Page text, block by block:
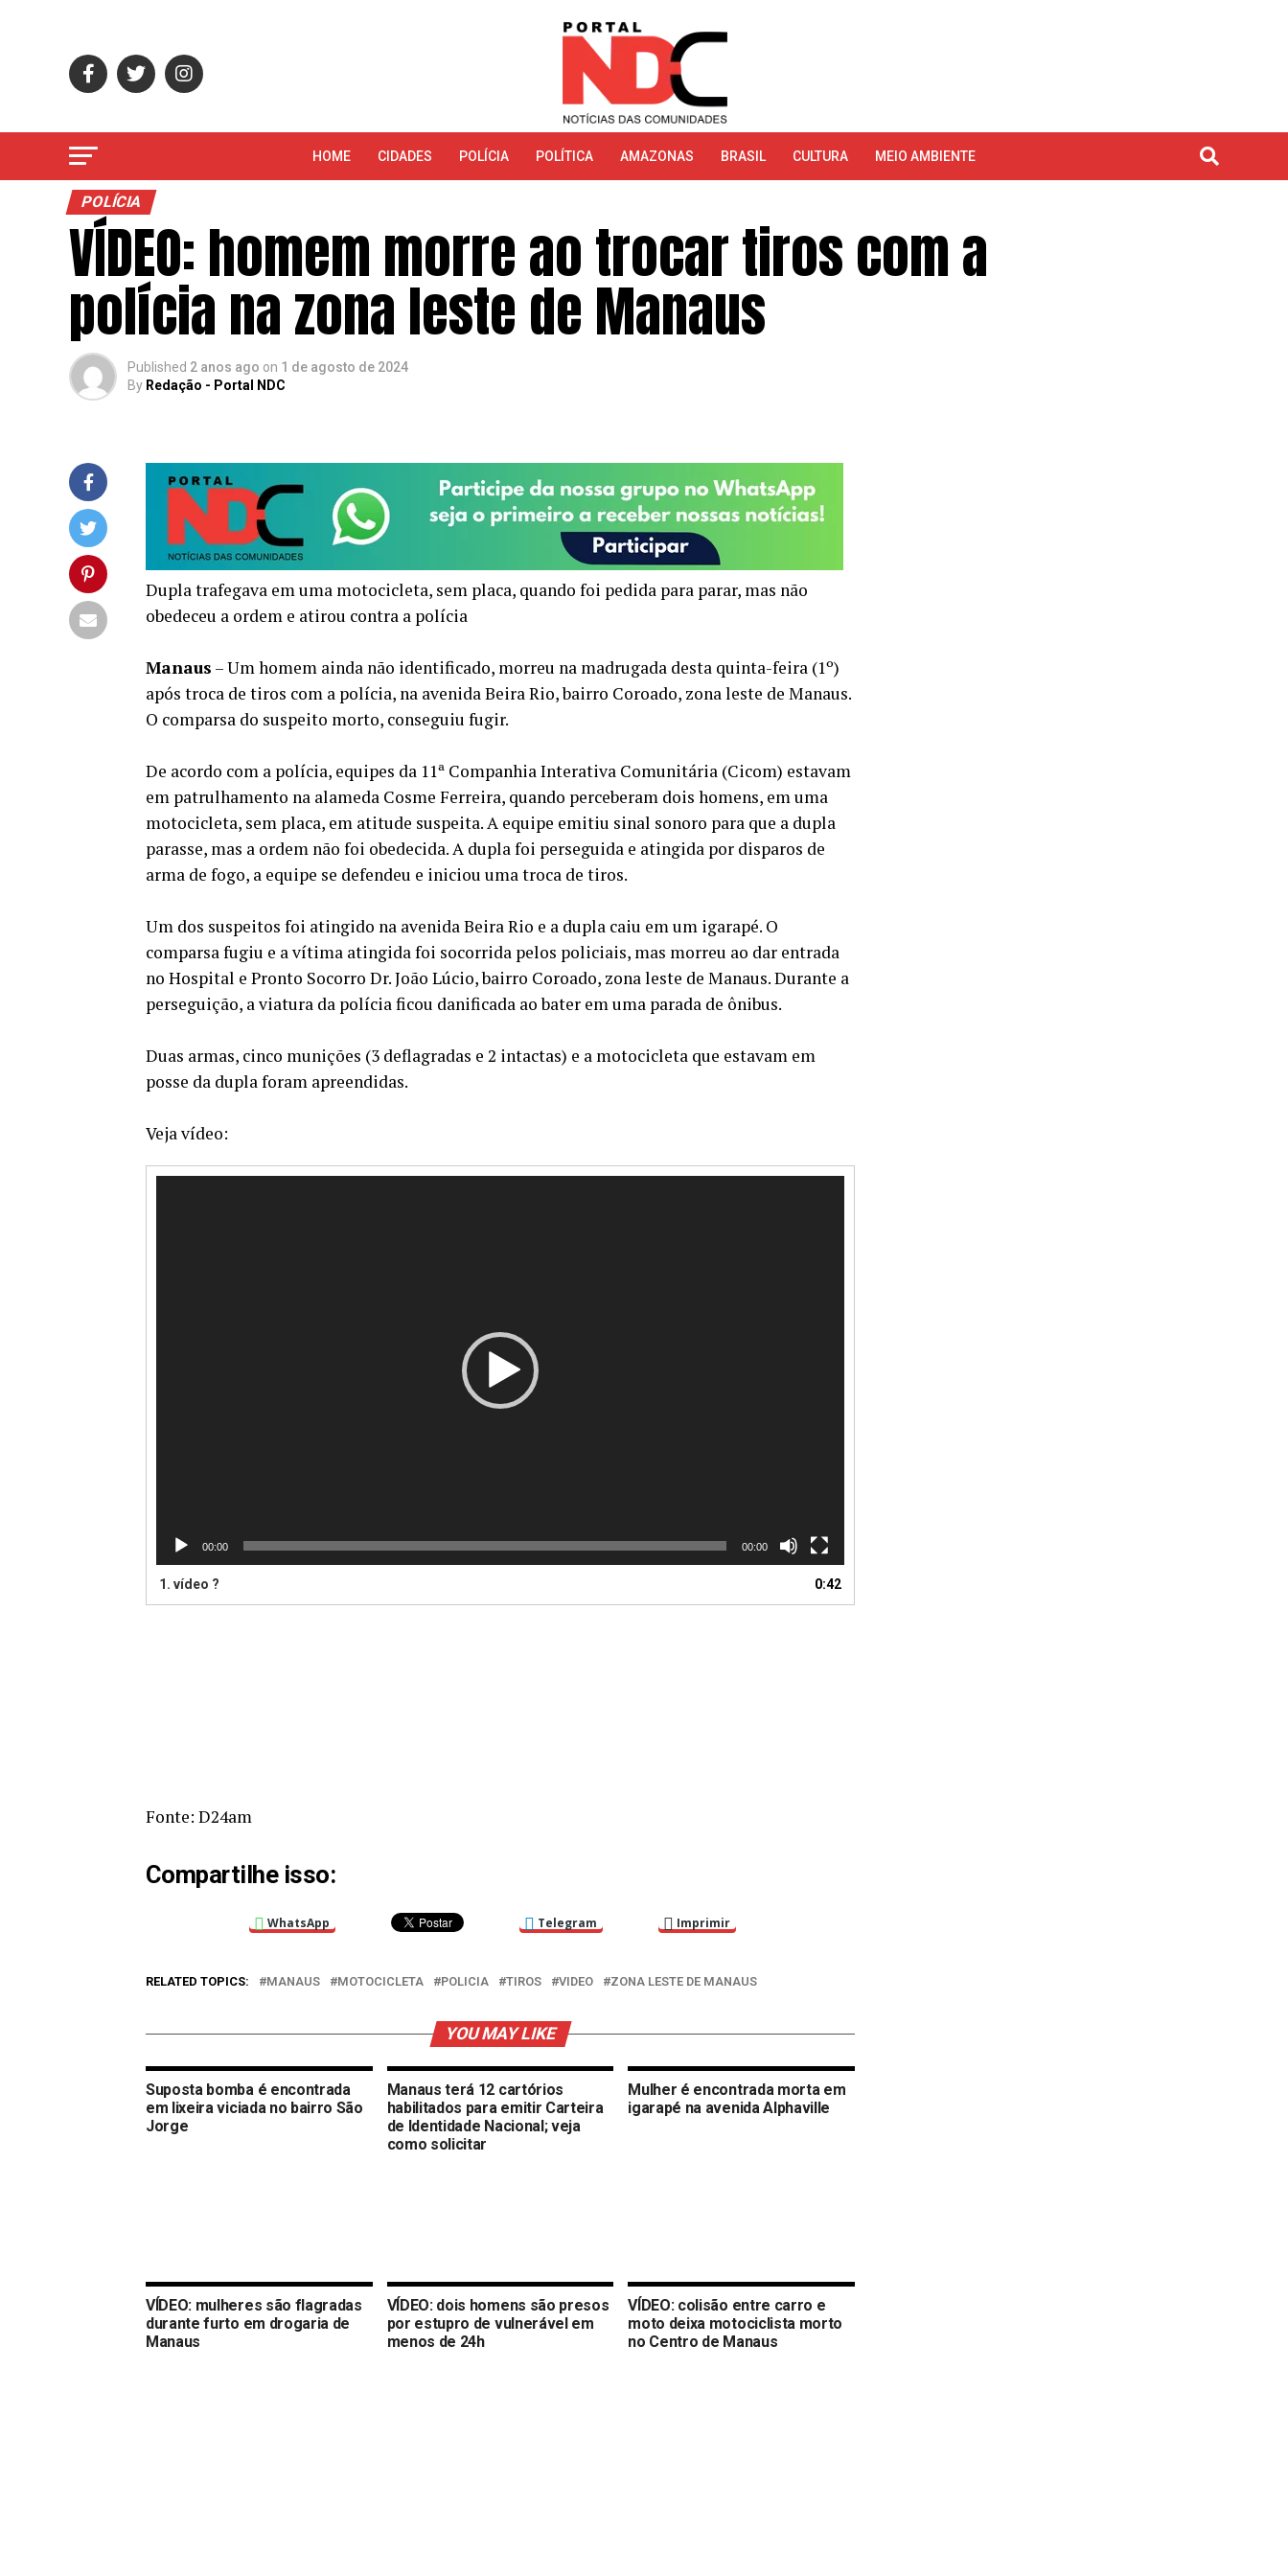
HOME CIDADES POLÍCIA POLÍTICA AMAZONAS BRASIL CULTURA MEIO AMBIENTE
POLÍCIA
VÍDEO: homem morre ao trocar tiros com a
polícia na zona leste de Manaus
Published 2 anos ago on 1 de agosto de 2024
By Redação - Portal NDC
Dupla trafegava em uma motocicleta, sem placa, quando foi pedida para parar, mas não
obedeceu a ordem e atirou contra a polícia
Manaus – Um homem ainda não identificado, morreu na madrugada desta quinta-feira (1º)
após troca de tiros com a polícia, na avenida Beira Rio, bairro Coroado, zona leste de Manaus.
O comparsa do suspeito morto, conseguiu fugir.
De acordo com a polícia, equipes da 11ª Companhia Interativa Comunitária (Cicom) estavam
em patrulhamento na alameda Cosme Ferreira, quando perceberam dois homens, em uma
motocicleta, sem placa, em atitude suspeita. A equipe emitiu sinal sonoro para que a dupla
parasse, mas a ordem não foi obedecida. A dupla foi perseguida e atingida por disparos de
arma de fogo, a equipe se defendeu e iniciou uma troca de tiros.
Um dos suspeitos foi atingido na avenida Beira Rio e a dupla caiu em um igarapé. O
comparsa fugiu e a vítima atingida foi socorrida pelos policiais, mas morreu ao dar entrada
no Hospital e Pronto Socorro Dr. João Lúcio, bairro Coroado, zona leste de Manaus. Durante a
perseguição, a viatura da polícia ficou danificada ao bater em uma parada de ônibus.
Duas armas, cinco munições (3 deflagradas e 2 intactas) e a motocicleta que estavam em
posse da dupla foram apreendidas.
Veja vídeo:
00:00 00:00
1. vídeo ? 0:42
Fonte: D24am
Compartilhe isso:
WhatsApp Telegram Imprimir
RELATED TOPICS: MANAUS MOTOCICLETA POLICIA TIROS VIDEO ZONA LESTE DE MANAUS
YOU MAY LIKE
Suposta bomba é encontrada
em lixeira viciada no bairro São
Jorge
Manaus terá 12 cartórios
habilitados para emitir Carteira
de Identidade Nacional; veja
como solicitar
Mulher é encontrada morta em
igarapé na avenida Alphaville
VÍDEO: mulheres são flagradas
durante furto em drogaria de
Manaus
VÍDEO: dois homens são presos
por estupro de vulnerável em
menos de 24h
VÍDEO: colisão entre carro e
moto deixa motociclista morto
no Centro de Manaus